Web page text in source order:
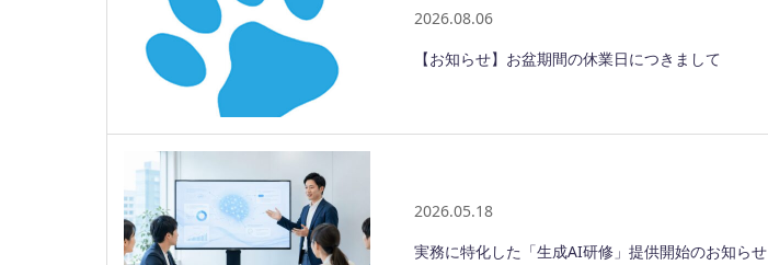
2026.08.06
【お知らせ】お盆期間の休業日につきまして
2026.05.18
実務に特化した「生成AI研修」提供開始のお知らせ